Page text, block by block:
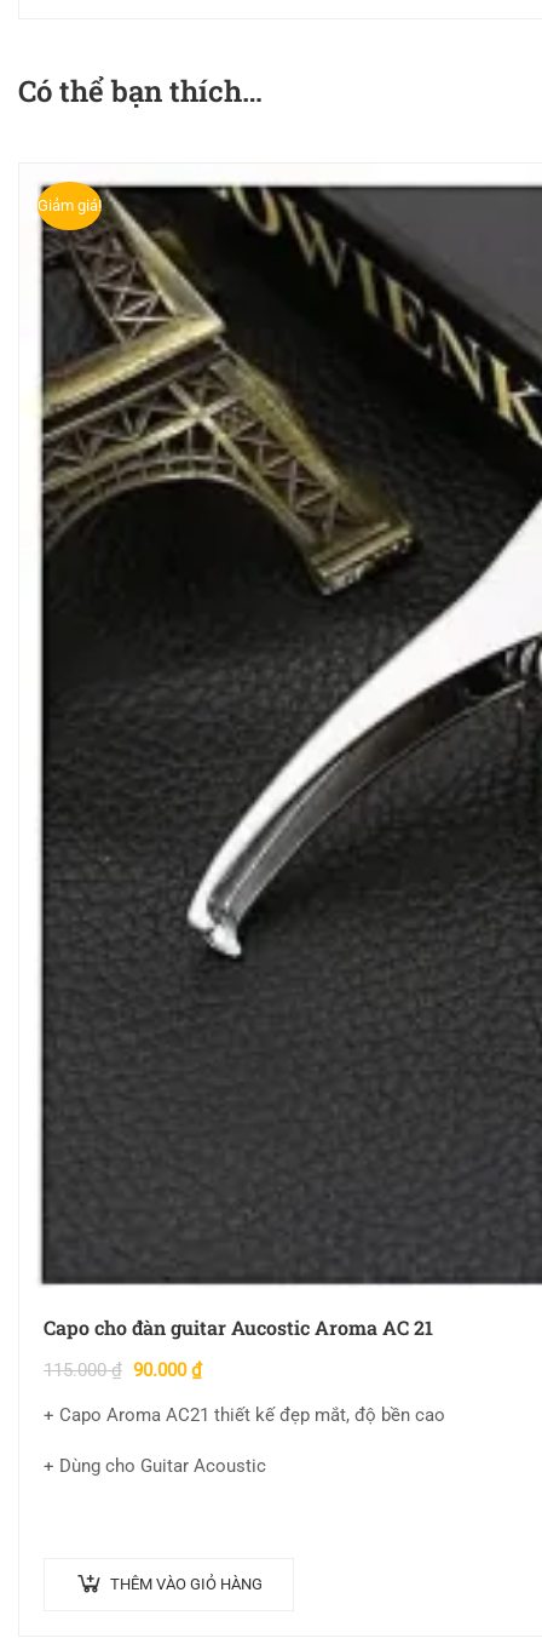
Có thể bạn thích…
Giảm giá!
Capo cho đàn guitar Aucostic Aroma AC 21
115.000₫ 90.000₫
+ Capo Aroma AC21 thiết kế đẹp mắt, độ bền cao
+ Dùng cho Guitar Acoustic
THÊM VÀO GIỎ HÀNG